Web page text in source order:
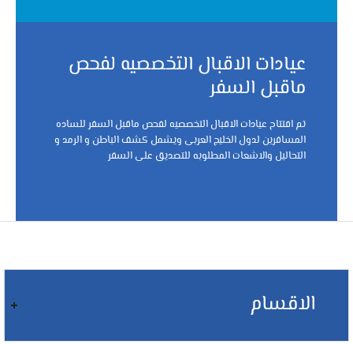
عيادات الاقبال التخصصيه لفحص
ماقبل السفر
تم افتتاح عيادات الاقبال التخصصيه لفحص ماقبل السفر للساده
المسافرين لدول الخليج العربى ويشمل كشف الباطن و الرمد و
التحاليل والاشعات المطلوبه للتصديق على السفر
الاقسام